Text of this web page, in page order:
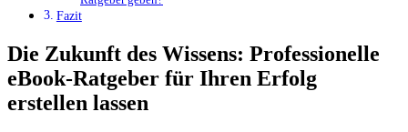
Fazit
Die‍ Zukunft des ‍Wissens:⁤ Professionelle
‍eBook-Ratgeber für ‍Ihren Erfolg
erstellen lassen